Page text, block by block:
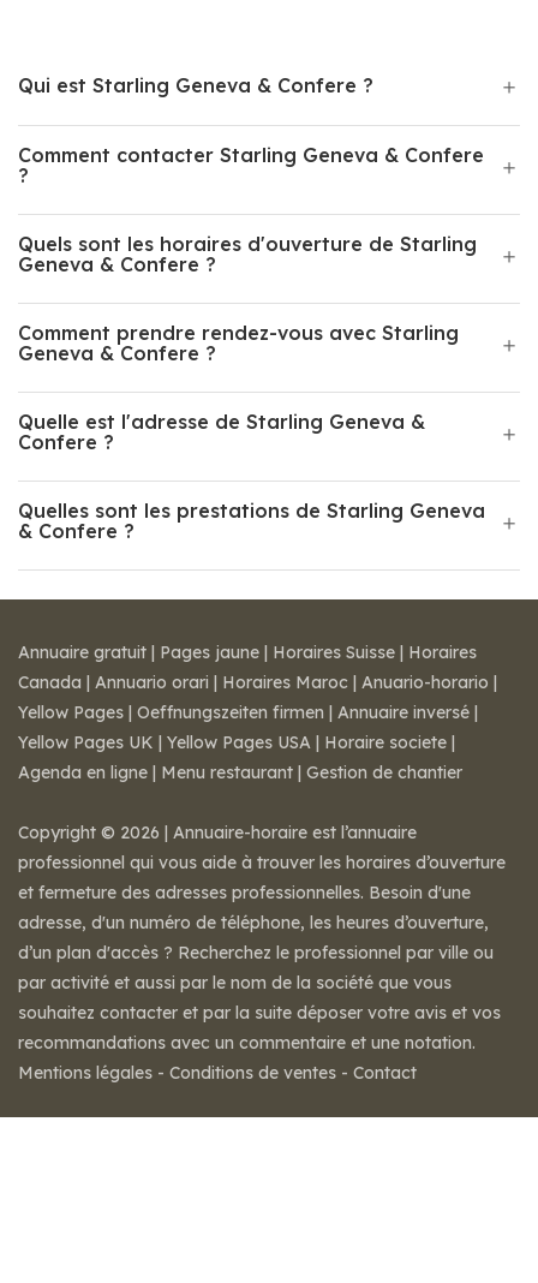
Qui est Starling Geneva & Confere ?
Comment contacter Starling Geneva & Confere
?
Quels sont les horaires d'ouverture de Starling
Geneva & Confere ?
Comment prendre rendez-vous avec Starling
Geneva & Confere ?
Quelle est l'adresse de Starling Geneva &
Confere ?
Quelles sont les prestations de Starling Geneva
& Confere ?
Annuaire gratuit | Pages jaune | Horaires Suisse | Horaires
Canada | Annuario orari | Horaires Maroc | Anuario-horario |
Yellow Pages | Oeffnungszeiten firmen | Annuaire inversé |
Yellow Pages UK | Yellow Pages USA | Horaire societe |
Agenda en ligne | Menu restaurant | Gestion de chantier
Copyright © 2026 | Annuaire-horaire est l’annuaire
professionnel qui vous aide à trouver les horaires d’ouverture
et fermeture des adresses professionnelles. Besoin d'une
adresse, d'un numéro de téléphone, les heures d’ouverture,
d’un plan d'accès ? Recherchez le professionnel par ville ou
par activité et aussi par le nom de la société que vous
souhaitez contacter et par la suite déposer votre avis et vos
recommandations avec un commentaire et une notation.
Mentions légales - Conditions de ventes - Contact